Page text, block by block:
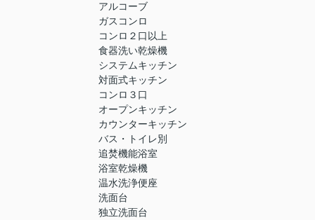
アルコーブ
ガスコンロ
コンロ２口以上
食器洗い乾燥機
システムキッチン
対面式キッチン
コンロ３口
オープンキッチン
カウンターキッチン
バス・トイレ別
追焚機能浴室
浴室乾燥機
温水洗浄便座
洗面台
独立洗面台